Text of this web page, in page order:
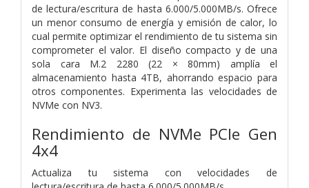
de lectura/escritura de hasta 6.000/5.000MB/s. Ofrece
un menor consumo de energía y emisión de calor, lo
cual permite optimizar el rendimiento de tu sistema sin
comprometer el valor. El diseño compacto y de una
sola cara M.2 2280 (22 × 80mm) amplía el
almacenamiento hasta 4TB, ahorrando espacio para
otros componentes. Experimenta las velocidades de
NVMe con NV3.
Rendimiento de NVMe PCIe Gen
4x4
Actualiza tu sistema con velocidades de